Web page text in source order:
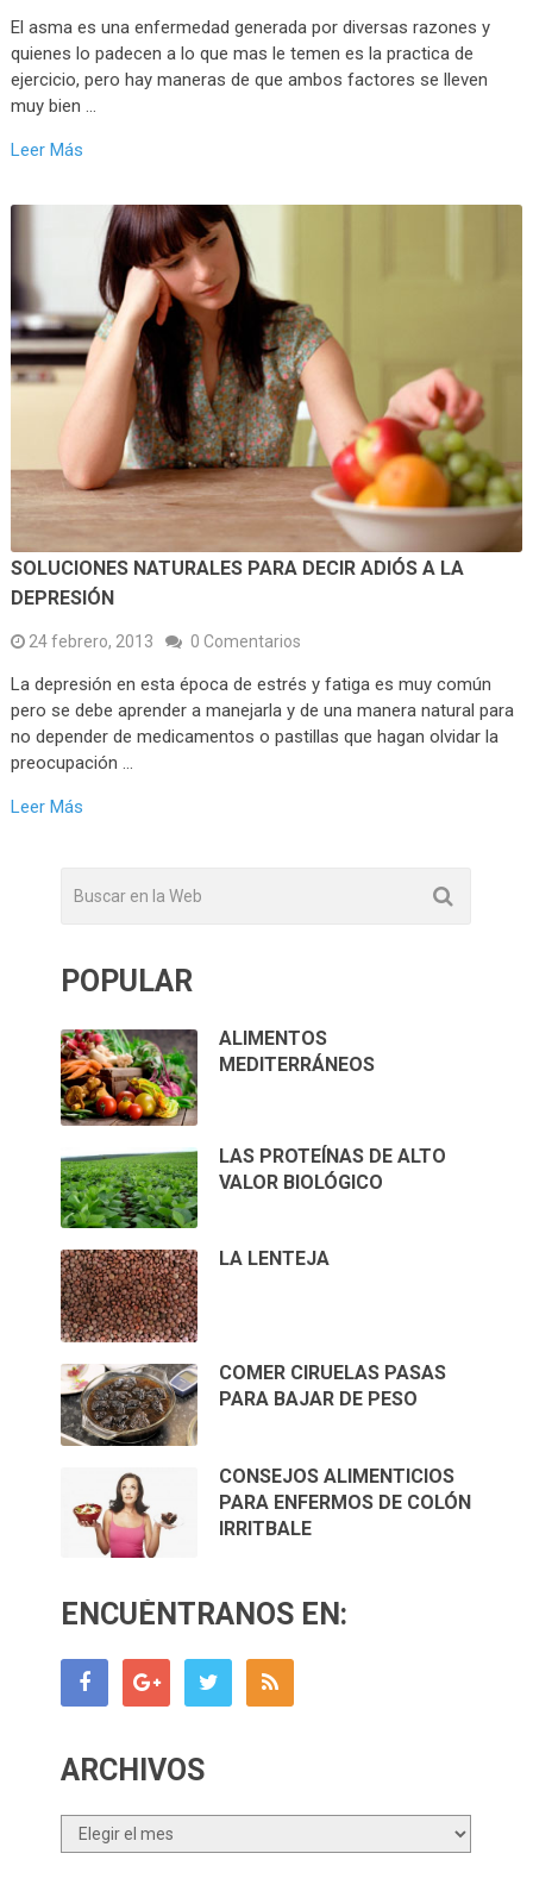
El asma es una enfermedad generada por diversas razones y
quienes lo padecen a lo que mas le temen es la practica de
ejercicio, pero hay maneras de que ambos factores se lleven
muy bien …
Leer Más
SOLUCIONES NATURALES PARA DECIR ADIÓS A LA
DEPRESIÓN
24 febrero, 2013 0 Comentarios
La depresión en esta época de estrés y fatiga es muy común
pero se debe aprender a manejarla y de una manera natural para
no depender de medicamentos o pastillas que hagan olvidar la
preocupación …
Leer Más
POPULAR
ALIMENTOS
MEDITERRÁNEOS
LAS PROTEÍNAS DE ALTO
VALOR BIOLÓGICO
LA LENTEJA
COMER CIRUELAS PASAS
PARA BAJAR DE PESO
CONSEJOS ALIMENTICIOS
PARA ENFERMOS DE COLÓN
IRRITBALE
ENCUÉNTRANOS EN:
ARCHIVOS
Archivos